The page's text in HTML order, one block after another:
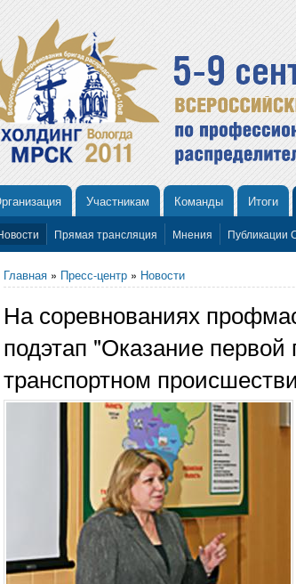
Участникам Команды Итоги
Прямая трансляция Мнения Публикации
Главная » Пресс-центр » Новости
На соревнованиях
подэтап "Оказание
транспортном